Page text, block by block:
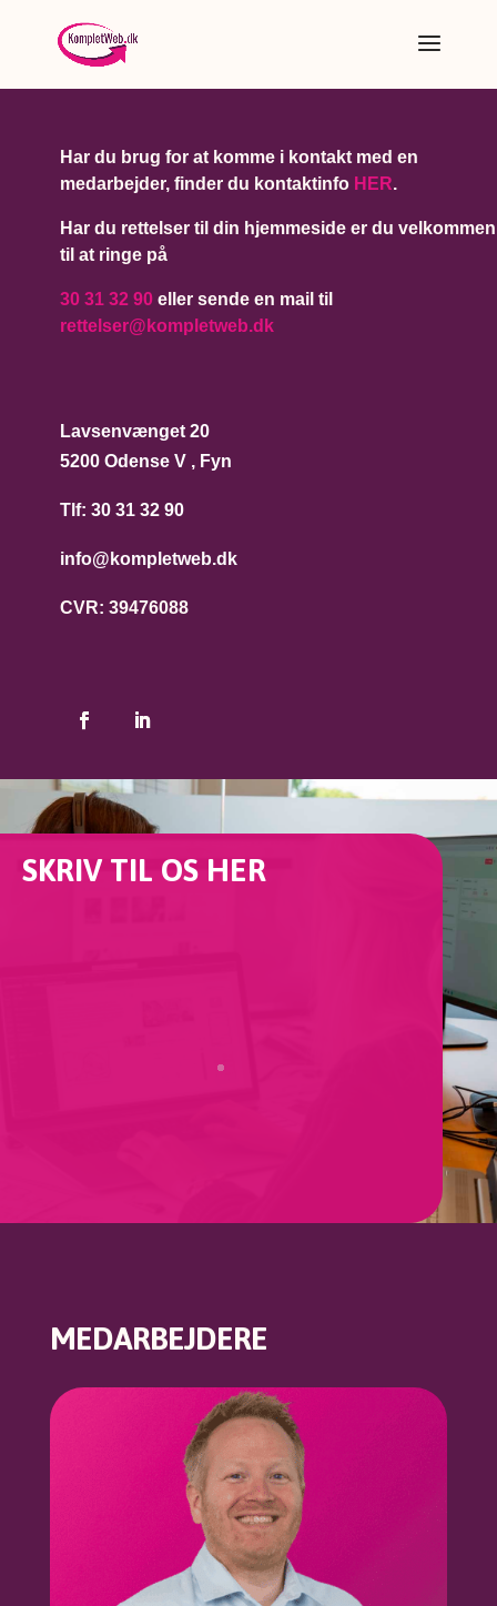
Har du brug for at komme i kontakt med en
medarbejder, finder du kontaktinfo HER.
Har du rettelser til din hjemmeside er du velkommen
til at ringe på
30 31 32 90eller sende en mail til
rettelser@kompletweb.dk
Lavsenvænget 20
5200 Odense V , Fyn
Tlf: 30 31 32 90
info@kompletweb.dk
CVR: 39476088
SKRIV TIL OS HER
MEDARBEJDERE